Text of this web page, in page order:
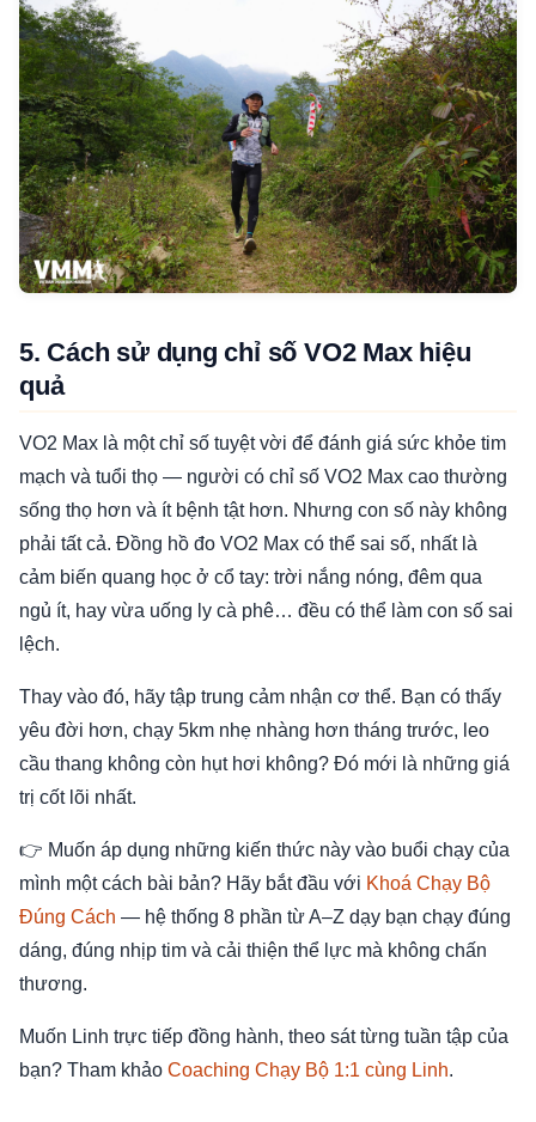
5. Cách sử dụng chỉ số VO2 Max hiệu
quả
VO2 Max là một chỉ số tuyệt vời để đánh giá sức khỏe tim
mạch và tuổi thọ — người có chỉ số VO2 Max cao thường
sống thọ hơn và ít bệnh tật hơn. Nhưng con số này không
phải tất cả. Đồng hồ đo VO2 Max có thể sai số, nhất là
cảm biến quang học ở cổ tay: trời nắng nóng, đêm qua
ngủ ít, hay vừa uống ly cà phê… đều có thể làm con số sai
lệch.
Thay vào đó, hãy tập trung cảm nhận cơ thể. Bạn có thấy
yêu đời hơn, chạy 5km nhẹ nhàng hơn tháng trước, leo
cầu thang không còn hụt hơi không? Đó mới là những giá
trị cốt lõi nhất.
👉 Muốn áp dụng những kiến thức này vào buổi chạy của
mình một cách bài bản? Hãy bắt đầu với Khoá Chạy Bộ
Đúng Cách — hệ thống 8 phần từ A–Z dạy bạn chạy đúng
dáng, đúng nhịp tim và cải thiện thể lực mà không chấn
thương.
Muốn Linh trực tiếp đồng hành, theo sát từng tuần tập của
bạn? Tham khảo Coaching Chạy Bộ 1:1 cùng Linh.